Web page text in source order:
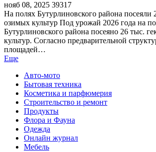
нояб 08, 2025 39317
На полях Бутурлиновского района посеяли
озимых культур Под урожай 2026 года на
Бутурлиновского района посеяно 26 тыс.
культур. Согласно предварительной
площадей…
Еще
Авто-мото
Бытовая техника
Косметика и парфюмерия
Строительство и ремонт
Продукты
Флора и Фауна
Одежда
Онлайн журнал
Мебель